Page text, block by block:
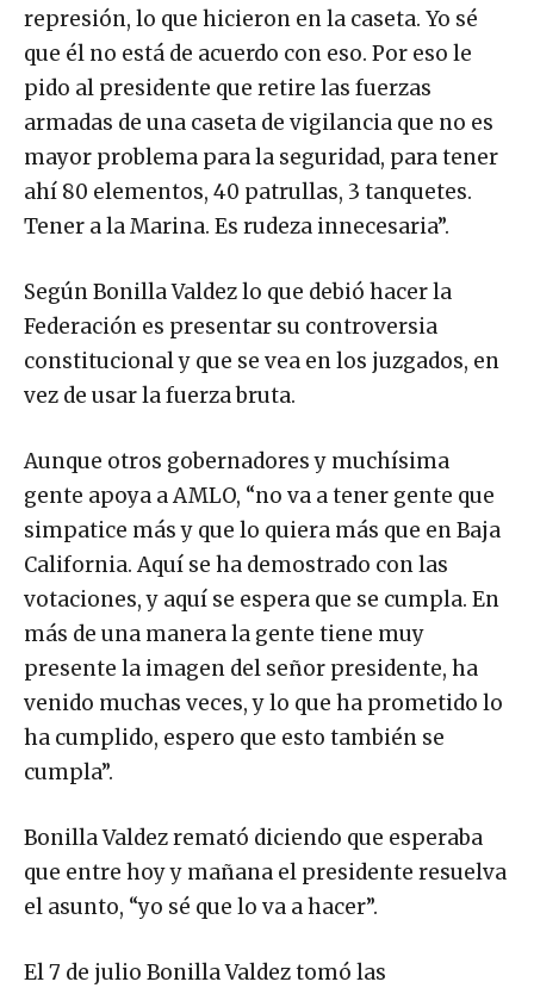
represión, lo que hicieron en la caseta. Yo sé
que él no está de acuerdo con eso. Por eso le
pido al presidente que retire las fuerzas
armadas de una caseta de vigilancia que no es
mayor problema para la seguridad, para tener
ahí 80 elementos, 40 patrullas, 3 tanquetes.
Tener a la Marina. Es rudeza innecesaria”.
Según Bonilla Valdez lo que debió hacer la
Federación es presentar su controversia
constitucional y que se vea en los juzgados, en
vez de usar la fuerza bruta.
Aunque otros gobernadores y muchísima
gente apoya a AMLO, “no va a tener gente que
simpatice más y que lo quiera más que en Baja
California. Aquí se ha demostrado con las
votaciones, y aquí se espera que se cumpla. En
más de una manera la gente tiene muy
presente la imagen del señor presidente, ha
venido muchas veces, y lo que ha prometido lo
ha cumplido, espero que esto también se
cumpla”.
Bonilla Valdez remató diciendo que esperaba
que entre hoy y mañana el presidente resuelva
el asunto, “yo sé que lo va a hacer”.
El 7 de julio Bonilla Valdez tomó las